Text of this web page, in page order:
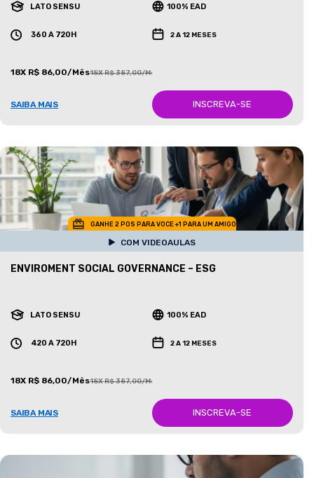
LATO SENSU 100% EAD
360 A 720H 2 A 12 MESES
18X R$ 86,00/Mês18X R$ 387,00/Mês
SAIBA MAIS INSCREVA-SE
GANHE 2 POS PARA VOCE +1 PARA UM AMIGO
COM VIDEOAULAS
ENVIROMENT SOCIAL GOVERNANCE – ESG
LATO SENSU 100% EAD
420 A 720H 2 A 12 MESES
18X R$ 86,00/Mês18X R$ 387,00/Mês
SAIBA MAIS INSCREVA-SE